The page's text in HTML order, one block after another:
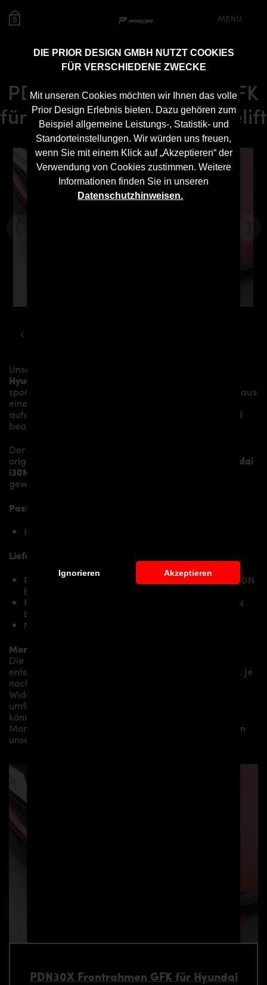
DIE PRIOR DESIGN GMBH NUTZT COOKIES
FÜR VERSCHIEDENE ZWECKE
Mit unseren Cookies möchten wir Ihnen das volle
Prior Design Erlebnis bieten. Dazu gehören zum
Beispiel allgemeine Leistungs-, Statistik- und
Standorteinstellungen. Wir würden uns freuen,
wenn Sie mit einem Klick auf „Akzeptieren“ der
Verwendung von Cookies zustimmen. Weitere
Informationen finden Sie in unseren
Datenschutzhinweisen.
Ignorieren Akzeptieren
0 MENU
PDN30X Frontrahmen GFK
für Hyundai i30N bis Facelift
Unser
Hyundai i30N
sportliche Linie des Fahrzeugs. Das Material besteht aus
einem
aufwändig in Handarbeit laminiert und anschließend
bearbeitet.
Der
originalen
Hyundai
i30N
gewissen Hauch von Rennsport-Flair.
Passend bei folgenden Hyundai i30N Modellen:
Hyundai i30N bis Facelift
Lieferumfang, Ausführung:
PDN30X Frontrahmen GFK RECHTS für Hyundai i30N
bis Facelift
PDN30X Frontrahmen GFK LINKS für Hyundai i30N
bis Facelift
Montagematerial (auf spezielle Anfrage)
Montage:
Die Montage empfehlen wir grundsätzlich durch
entsprechendes Fachpersonal durchführen zu lassen. Je
nach Aerodynamikpaket/
Widebodykit können kleine bis hin zu sehr
umfangreichen Montagearbeiten anfallen. Gerne
können wir Ihnen je nach Region eine professionelle
Montage in unserem Haus anbieten oder Sie an einen
unserer Vertriebs- und Montagepartner vermitteln.
PDN30X Frontrahmen GFK für Hyundai